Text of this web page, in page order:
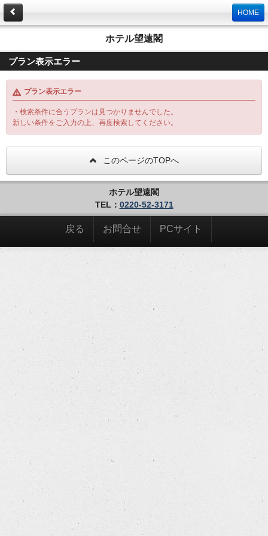
HOME
ホテル望遠閣
プラン表示エラー
プラン表示エラー
・検索条件に合うプランは見つかりませんでした。
新しい条件をご入力の上、再度検索してください。
このページのTOPへ
ホテル望遠閣
TEL： 0220-52-3171
戻る お問合せ PCサイト